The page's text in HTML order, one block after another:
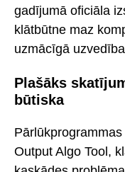
gadījumā oficiāla
klātbūtne maz
uzmācīgā
Plašāks
būtiska
Output Algo Tool,